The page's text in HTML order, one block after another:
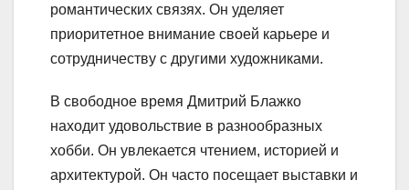
романтических связях. Он уделяет
приоритетное внимание своей карьере и
сотрудничеству с другими художниками.
В свободное время Дмитрий Блажко
находит удовольствие в разнообразных
хобби. Он увлекается чтением, историей и
архитектурой. Он часто посещает выставки и